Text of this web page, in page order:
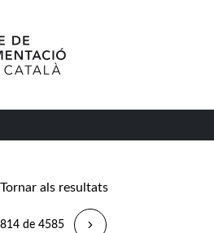
Tornar als resultats
814 de 4585